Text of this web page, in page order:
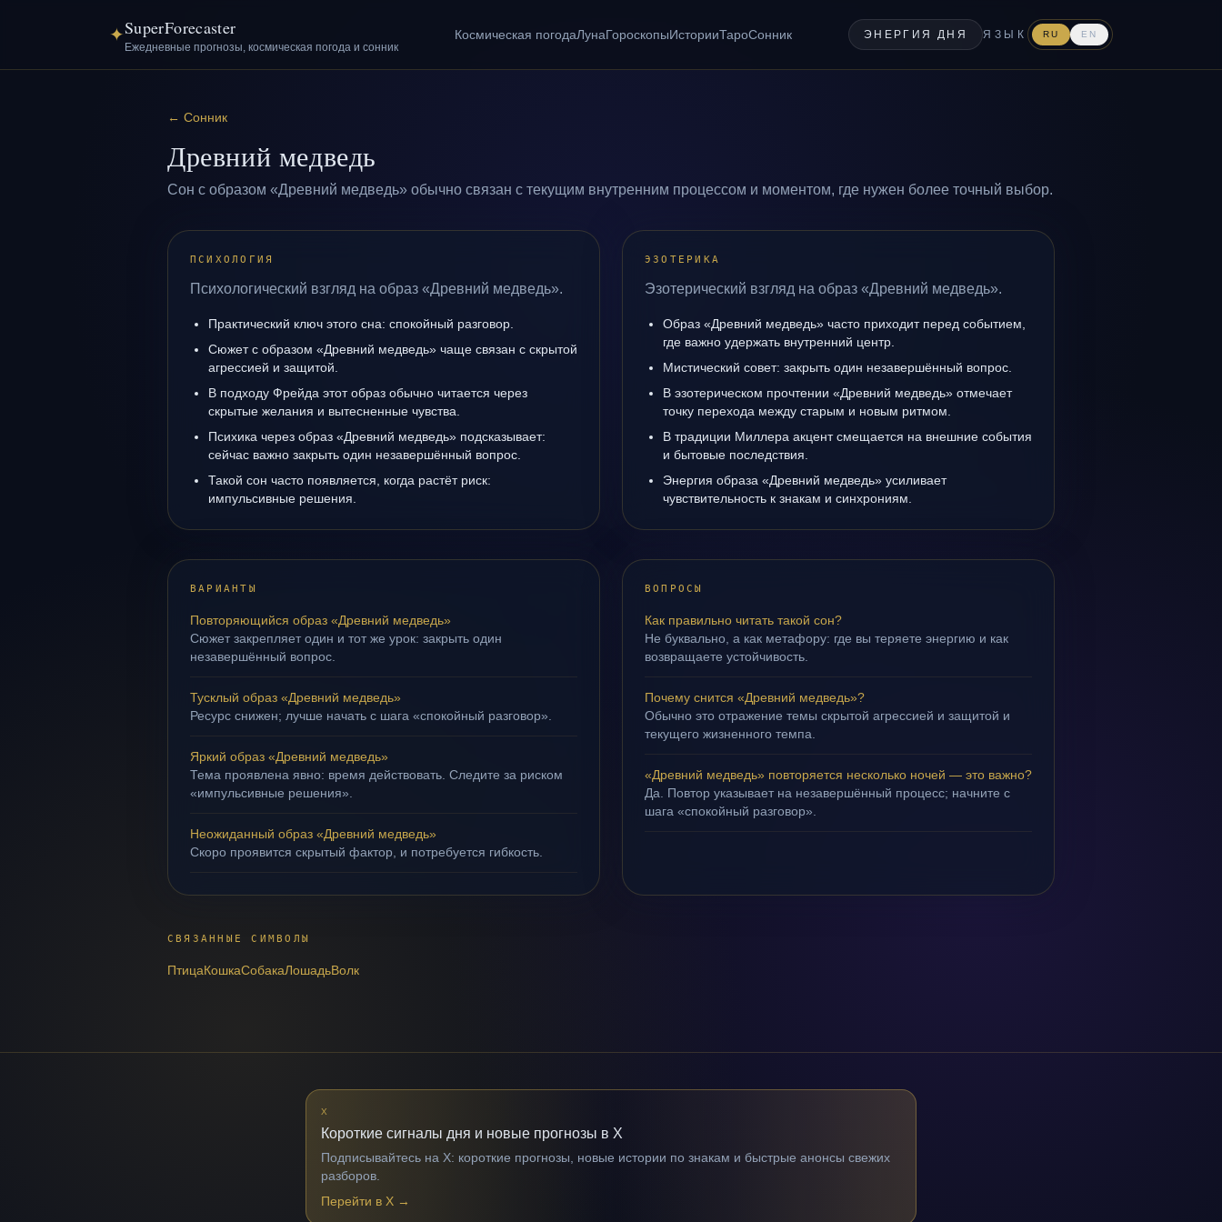
✦SuperForecaster
Ежедневные прогнозы, космическая погода и сонник
Космическая погодаЛунаГороскопыИсторииТароСонник ЭНЕРГИЯ ДНЯ ЯЗЫК RU EN
← Сонник
Древний медведь
Сон с образом «Древний медведь» обычно связан с текущим внутренним процессом и моментом, где нужен более точный выбор.
ПСИХОЛОГИЯ
Психологический взгляд на образ «Древний медведь».
Практический ключ этого сна: спокойный разговор.
Сюжет с образом «Древний медведь» чаще связан с скрытой
агрессией и защитой.
В подходу Фрейда этот образ обычно читается через
скрытые желания и вытесненные чувства.
Психика через образ «Древний медведь» подсказывает:
сейчас важно закрыть один незавершённый вопрос.
Такой сон часто появляется, когда растёт риск:
импульсивные решения.
ЭЗОТЕРИКА
Эзотерический взгляд на образ «Древний медведь».
Образ «Древний медведь» часто приходит перед событием,
где важно удержать внутренний центр.
Мистический совет: закрыть один незавершённый вопрос.
В эзотерическом прочтении «Древний медведь» отмечает
точку перехода между старым и новым ритмом.
В традиции Миллера акцент смещается на внешние события
и бытовые последствия.
Энергия образа «Древний медведь» усиливает
чувствительность к знакам и синхрониям.
ВАРИАНТЫ
Повторяющийся образ «Древний медведь»
Сюжет закрепляет один и тот же урок: закрыть один
незавершённый вопрос.
Тусклый образ «Древний медведь»
Ресурс снижен; лучше начать с шага «спокойный разговор».
Яркий образ «Древний медведь»
Тема проявлена явно: время действовать. Следите за риском
«импульсивные решения».
Неожиданный образ «Древний медведь»
Скоро проявится скрытый фактор, и потребуется гибкость.
ВОПРОСЫ
Как правильно читать такой сон?
Не буквально, а как метафору: где вы теряете энергию и как
возвращаете устойчивость.
Почему снится «Древний медведь»?
Обычно это отражение темы скрытой агрессией и защитой и
текущего жизненного темпа.
«Древний медведь» повторяется несколько ночей — это важно?
Да. Повтор указывает на незавершённый процесс; начните с
шага «спокойный разговор».
СВЯЗАННЫЕ СИМВОЛЫ
ПтицаКошкаСобакаЛошадьВолк
X
Короткие сигналы дня и новые прогнозы в X
Подписывайтесь на X: короткие прогнозы, новые истории по знакам и быстрые анонсы свежих
разборов.
Перейти в X →